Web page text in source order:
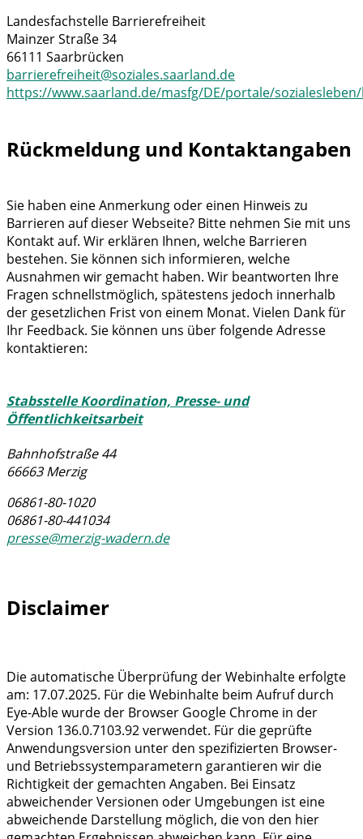
Landesfachstelle Barrierefreiheit
Mainzer Straße 34
66111 Saarbrücken
barrierefreiheit@soziales.saarland.de
https://www.saarland.de/masfg/DE/portale/
Rückmeldung und Kontaktangaben
Sie haben eine Anmerkung oder einen Hinweis zu
Barrieren auf dieser Webseite? Bitte nehmen Sie mit uns
Kontakt auf. Wir erklären Ihnen, welche Barrieren
bestehen. Sie können sich informieren, welche
Ausnahmen wir gemacht haben. Wir beantworten Ihre
Fragen schnellstmöglich, spätestens jedoch innerhalb
der gesetzlichen Frist von einem Monat. Vielen Dank für
Ihr Feedback. Sie können uns über folgende Adresse
kontaktieren:
Stabsstelle Koordination, Presse- und
Öffentlichkeitsarbeit
Bahnhofstraße 44
66663 Merzig
06861-80-1020
06861-80-441034
presse@merzig-wadern.de
Disclaimer
Die automatische Überprüfung der Webinhalte erfolgte
am: 17.07.2025. Für die Webinhalte beim Aufruf durch
Eye-Able wurde der Browser Google Chrome in der
Version 136.0.7103.92 verwendet. Für die geprüfte
Anwendungsversion unter den spezifizierten Browser-
und Betriebssystemparametern garantieren wir die
Richtigkeit der gemachten Angaben. Bei Einsatz
abweichender Versionen oder Umgebungen ist eine
abweichende Darstellung möglich, die von den hier